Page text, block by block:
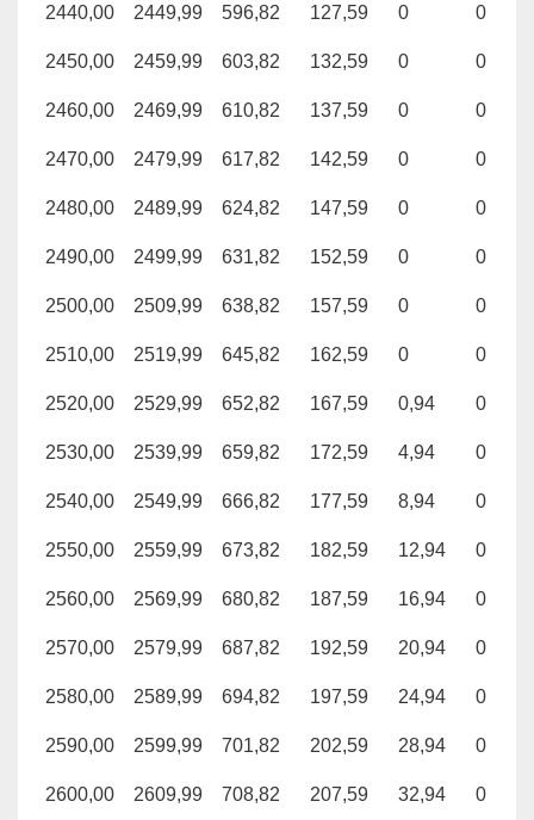
2440,00 2449,99 596,82 127,59 0 0
2450,00 2459,99 603,82 132,59 0 0
2460,00 2469,99 610,82 137,59 0 0
2470,00 2479,99 617,82 142,59 0 0
2480,00 2489,99 624,82 147,59 0 0
2490,00 2499,99 631,82 152,59 0 0
2500,00 2509,99 638,82 157,59 0 0
2510,00 2519,99 645,82 162,59 0 0
2520,00 2529,99 652,82 167,59 0,94 0
2530,00 2539,99 659,82 172,59 4,94 0
2540,00 2549,99 666,82 177,59 8,94 0
2550,00 2559,99 673,82 182,59 12,94 0
2560,00 2569,99 680,82 187,59 16,94 0
2570,00 2579,99 687,82 192,59 20,94 0
2580,00 2589,99 694,82 197,59 24,94 0
2590,00 2599,99 701,82 202,59 28,94 0
2600,00 2609,99 708,82 207,59 32,94 0